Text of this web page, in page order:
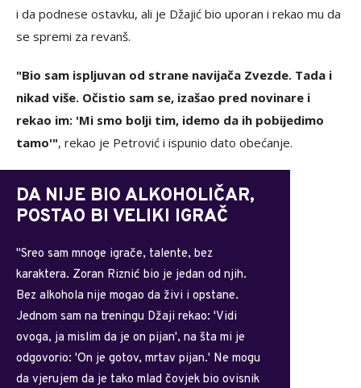
i da podnese ostavku, ali je Džajić bio uporan i rekao mu da
se spremi za revanš.
"Bio sam ispljuvan od strane navijača Zvezde. Tada i
nikad više. Očistio sam se, izašao pred novinare i
rekao im: 'Mi smo bolji tim, idemo da ih pobijedimo
tamo'", rekao je Petrović i ispunio dato obećanje.
DA NIJE BIO ALKOHOLIČAR,
POSTAO BI VELIKI IGRAČ
"Sreo sam mnoge igrače, talente, bez
karaktera. Zoran Riznić bio je jedan od njih.
Bez alkohola nije mogao da živi i opstane.
Jednom sam na treningu Džaji rekao: 'Vidi
ovoga, ja mislim da je on pijan', na šta mi je
odgovorio: 'On je gotov, mrtav pijan.' Ne mogu
da vjerujem da je tako mlad čovjek bio ovisnik